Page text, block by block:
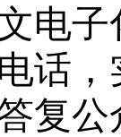
电子
话
复公